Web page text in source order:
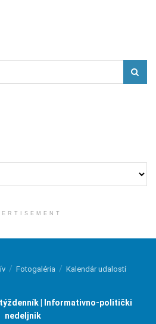
Fotogaléria Kalendár udalostí
| Informativno-politički
nedeljnik